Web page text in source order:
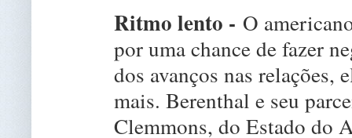
Ritmo lento - O
por uma chance de fazer
dos avanços nas relações,
mais. Berenthal e seu
Clemmons, do Estado do